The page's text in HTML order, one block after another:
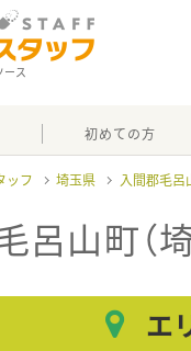
ース
初めての方
ッフ 埼玉県 入間郡毛呂
呂山町（
エ